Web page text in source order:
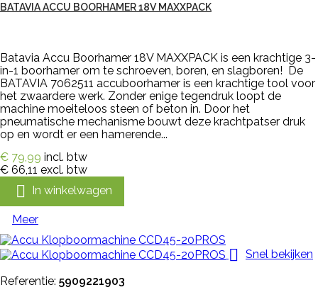
BATAVIA ACCU BOORHAMER 18V MAXXPACK
Batavia Accu Boorhamer 18V MAXXPACK is een krachtige 3-
in-1 boorhamer om te schroeven, boren, en slagboren! De
BATAVIA 7062511 accuboorhamer is een krachtige tool voor
het zwaardere werk. Zonder enige tegendruk loopt de
machine moeiteloos steen of beton in. Door het
pneumatische mechanisme bouwt deze krachtpatser druk
op en wordt er een hamerende...
€ 79,99 incl. btw
€ 66,11 excl. btw
 In winkelwagen
Meer
 Snel bekijken
Referentie: 5909221903